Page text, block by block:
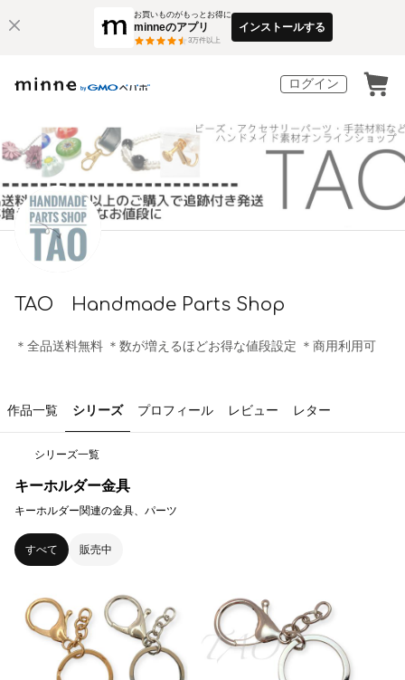
お買いものがもっとお得に
minneのアプリ
3万件以上
インストールする
ログイン
TAO Handmade Parts Shop
＊全品送料無料 ＊数が増えるほどお得な値段設定 ＊商用利用可
作品一覧 シリーズ プロフィール レビュー レター
シリーズ一覧
キーホルダー金具
キーホルダー関連の金具、パーツ
すべて 販売中